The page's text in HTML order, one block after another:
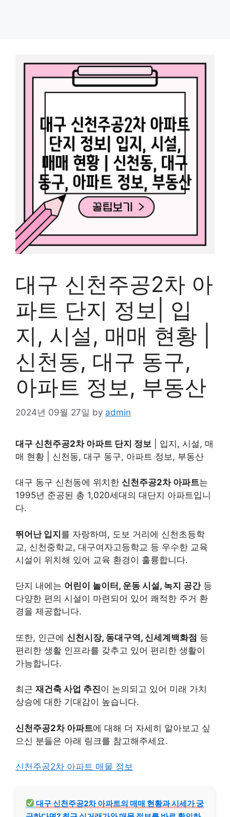
대구 신천주공2차 아
파트 단지 정보| 입
지, 시설, 매매 현황 |
신천동, 대구 동구,
아파트 정보, 부동산
2024년 09월 27일 by admin
대구 신천주공2차 아파트 단지 정보 | 입지, 시설, 매
매 현황 | 신천동, 대구 동구, 아파트 정보, 부동산
대구 동구 신천동에 위치한 신천주공2차 아파트는
1995년 준공된 총 1,020세대의 대단지 아파트입니
다.
뛰어난 입지를 자랑하며, 도보 거리에 신천초등학
교, 신천중학교, 대구여자고등학교 등 우수한 교육
시설이 위치해 있어 교육 환경이 훌륭합니다.
단지 내에는 어린이 놀이터, 운동 시설, 녹지 공간등
다양한 편의 시설이 마련되어 있어 쾌적한 주거 환
경을 제공합니다.
또한, 인근에 신천시장, 동대구역, 신세계백화점 등
편리한 생활 인프라를 갖추고 있어 편리한 생활이
가능합니다.
최근 재건축 사업 추진이 논의되고 있어 미래 가치
상승에 대한 기대감이 높습니다.
신천주공2차 아파트에 대해 더 자세히 알아보고 싶
으신 분들은 아래 링크를 참고해주세요.
신천주공2차 아파트 매물 정보
대구 신천주공2차 아파트의 매매 현황과 시세가 궁